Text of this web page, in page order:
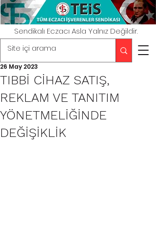
Sendikalı Eczacı Asla Yalnız Değildir.
TIBBİ CİHAZ SATIŞ,
REKLAM VE TANITIM
YÖNETMELİĞİNDE
DEĞİŞİKLİK
26 May 2023